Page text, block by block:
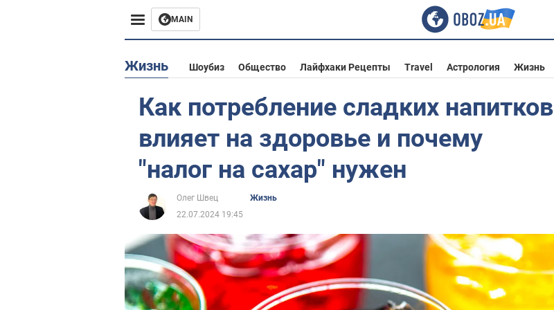
MAIN
Африка
Жизнь
Жизнь Шоубиз Общество Лайфхаки Рецепты Travel Астрология Жизнь
Как потребление сладких напитков
влияет на здоровье и почему
"налог на сахар" нужен
Олег Швец
Жизнь
22.07.2024 19:45